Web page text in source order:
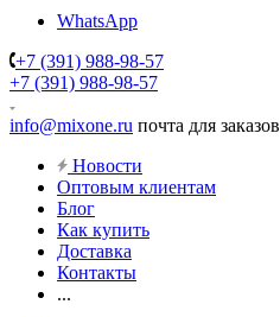
WhatsApp
+7 (391) 988-98-57
+7 (391) 988-98-57
info@mixone.ru почта для заказов
Новости
Оптовым клиентам
Блог
Как купить
Доставка
Контакты
...